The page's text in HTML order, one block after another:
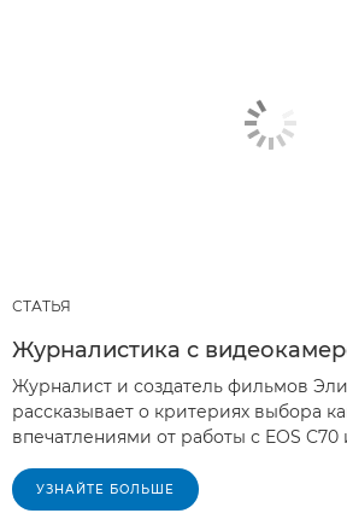
СТАТЬЯ
Журналистика с
Журналист и создатель фильмов
рассказывает о критериях выбора
впечатлениями от работы с EOS C70
УЗНАЙТЕ БОЛЬШЕ